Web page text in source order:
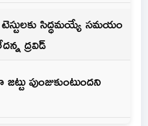
సిద్ధమయ్యే సమయం
ద్ర‌విడ్‌
పుంజుకుంటుందని